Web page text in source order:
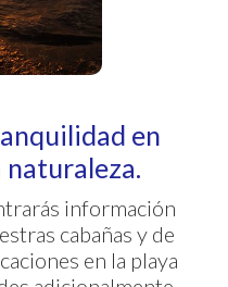
en
naturaleza.
información
cabañas y de
en la playa